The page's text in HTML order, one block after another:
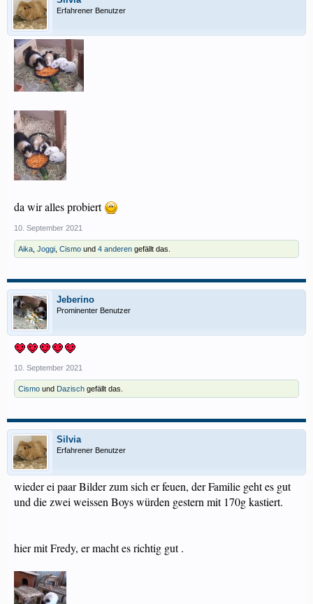
Erfahrener Benutzer
da wir alles probiert
10. September 2021
Aika Joggi Cismo und 4 anderen gefällt das.
Jeberino
Prominenter Benutzer
10. September 2021
Cismo und Dazisch gefällt das.
Silvia
Erfahrener Benutzer
wieder ei paar Bilder zum sich er feuen, der Familie geht es gut
und die zwei weissen Boys würden gestern mit 170g kastiert.
hier mit Fredy, er macht es richtig gut .